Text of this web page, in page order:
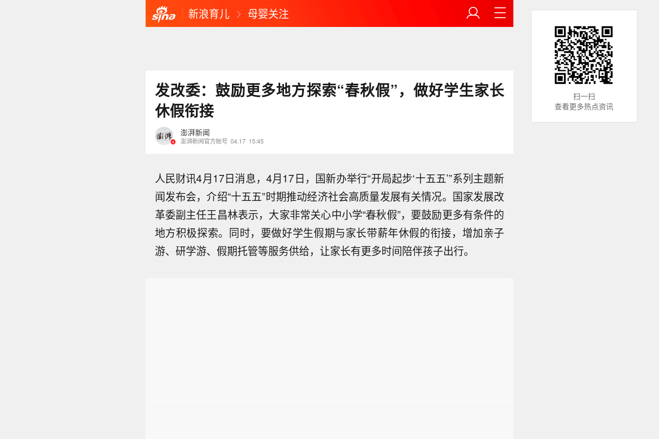
新浪育儿 母婴关注
发改委：鼓励更多地方探索“春秋假”，做好学生家长
休假衔接
澎湃新闻
澎湃新闻官方账号 04.17 15:45
人民财讯4月17日消息，4月17日，国新办举行“开局起步‘十五五’”系列主题新
闻发布会，介绍“十五五”时期推动经济社会高质量发展有关情况。国家发展改
革委副主任王昌林表示，大家非常关心中小学“春秋假”，要鼓励更多有条件的
地方积极探索。同时，要做好学生假期与家长带薪年休假的衔接，增加亲子
游、研学游、假期托管等服务供给，让家长有更多时间陪伴孩子出行。
扫一扫
查看更多热点资讯